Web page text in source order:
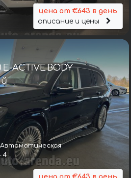
цена от €643 в день
описание и цены
ACTIVE BODY
4